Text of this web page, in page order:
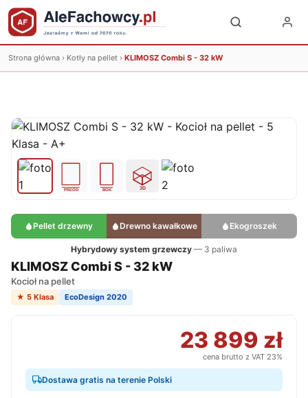
Strona główna › Kotły na pellet › KLIMOSZ Combi S - 32 kW
Pellet drzewny Drewno kawałkowe Ekogroszek
Hybrydowy system grzewczy — 3 paliwa
KLIMOSZ Combi S - 32 kW
Kocioł na pellet
★ 5 Klasa EcoDesign 2020
23 899 zł
cena brutto z VAT 23%
Dostawa gratis na terenie Polski